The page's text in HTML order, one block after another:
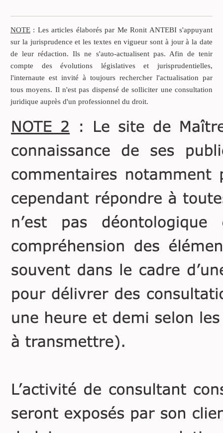
jurisprudence que les
parties s’engagent
lorsqu’elles signent un
contrat.
NOTE : Les articles élaborés par Me Ronit ANTEBI s'appuyant
sur la jurisprudence et les textes en vigueur sont à jour à la date
de leur rédaction. Ils ne s'auto-actualisent pas. Afin de tenir
compte des évolutions législatives et jurisprudentielles,
l'internaute est invité à toujours rechercher l'actualisation par
tous moyens. Il n'est pas dispensé de solliciter une consultation
juridique auprès d'un professionnel du droit.